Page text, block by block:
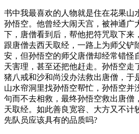
书中我最喜欢的人物就是住在花果山
孙悟空。他曾经大闹天宫，被神通广
下，唐僧看到后，帮他把符咒取下来
跟唐僧去西天取经，一路上为师父铲
安，但孙悟空的师父唐僧却经常错怪
天害理，甚至还把他赶走。孙悟空走
猪八戒和沙和尚没办法救出唐僧，于
山水帘洞里找孙悟空帮忙，孙悟空并
句而不去相救，最终孙悟空救出唐僧
天取经。如此善良宽容、大方又不计
先队员应该具有的品质吗?